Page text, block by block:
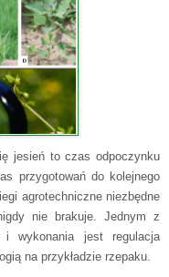
jesień to czas odpoczynku
przygotowań do kolejnego
agrotechniczne niezbędne
nie brakuje. Jednym z
i wykonania jest regulacja
na przykładzie rzepaku.